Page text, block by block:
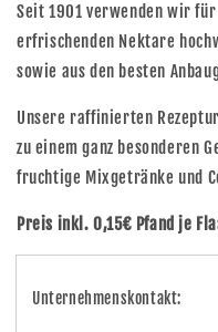
Seit 1901 verwenden wir
erfrischenden Nektare
sowie aus den besten
Unsere raffinierten
zu einem ganz besonderen
fruchtige Mixgetränke und
Preis inkl. 0,15€ Pfand je
Unternehmenskontakt: